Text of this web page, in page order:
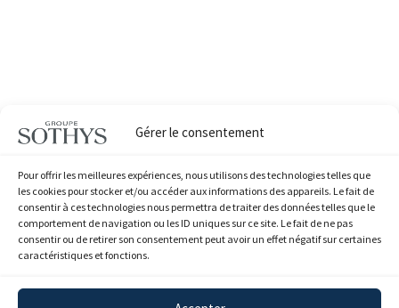
Gérer le consentement
Pour offrir les meilleures expériences, nous utilisons des technologies telles que
les cookies pour stocker et/ou accéder aux informations des appareils. Le fait de
consentir à ces technologies nous permettra de traiter des données telles que le
comportement de navigation ou les ID uniques sur ce site. Le fait de ne pas
consentir ou de retirer son consentement peut avoir un effet négatif sur certaines
caractéristiques et fonctions.
Partager cette offre:
LinkedIn WhatsApp Email